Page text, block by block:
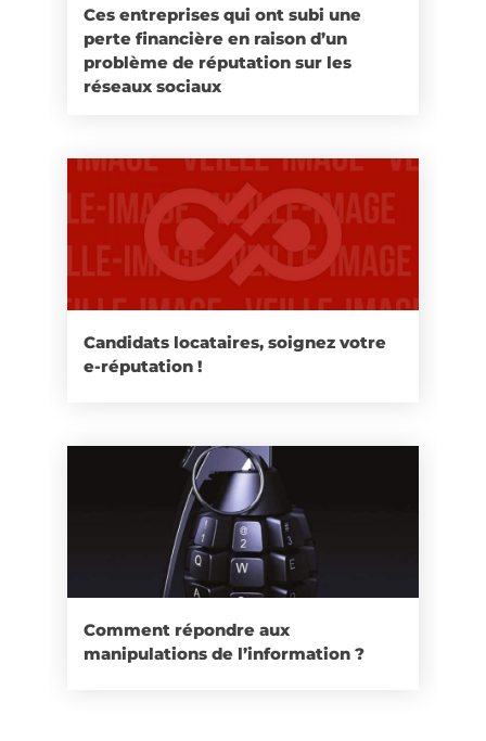
Ces entreprises qui ont subi une
perte financière en raison d’un
problème de réputation sur les
réseaux sociaux
Candidats locataires, soignez votre
e-réputation !
Comment répondre aux
manipulations de l’information ?